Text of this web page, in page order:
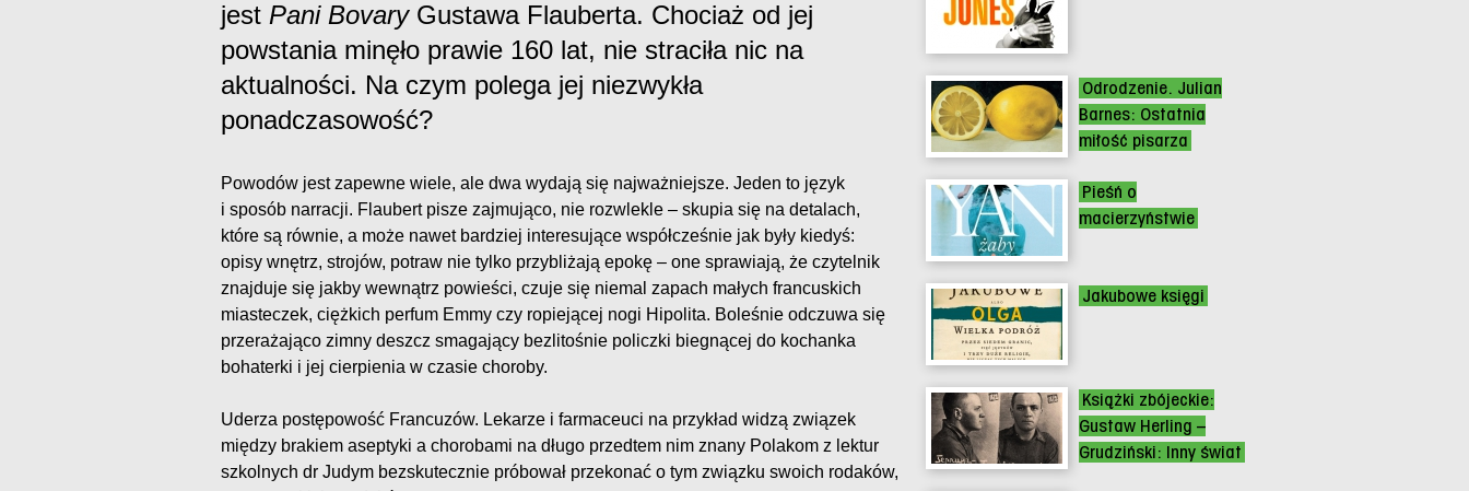
jest Pani BovaryGustawa Flauberta. Chociaż od jej
powstania minęło prawie 160 lat, nie straciła nic na
aktualności. Na czym polega jej niezwykła
ponadczasowość?
Powodów jest zapewne wiele, ale dwa wydają się najważniejsze. Jeden to język
i sposób narracji. Flaubert pisze zajmująco, nie rozwlekle – skupia się na detalach,
które są równie, a może nawet bardziej interesujące współcześnie jak były kiedyś:
opisy wnętrz, strojów, potraw nie tylko przybliżają epokę – one sprawiają, że czytelnik
znajduje się jakby wewnątrz powieści, czuje się niemal zapach małych francuskich
miasteczek, ciężkich perfum Emmy czy ropiejącej nogi Hipolita. Boleśnie odczuwa się
przerażająco zimny deszcz smagający bezlitośnie policzki biegnącej do kochanka
bohaterki i jej cierpienia w czasie choroby.
Uderza postępowość Francuzów. Lekarze i farmaceuci na przykład widzą związek
między brakiem aseptyki a chorobami na długo przedtem nim znany Polakom z lektur
szkolnych dr Judym bezskutecznie próbował przekonać o tym związku swoich rodaków,
Odrodzenie. Julian
Barnes: Ostatnia
miłość pisarza
Pieśń o
macierzyństwie
Jakubowe księgi
Książki zbójeckie:
Gustaw Herling –
Grudziński: Inny świat